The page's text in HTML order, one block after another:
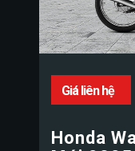
Giá liên hệ
Honda